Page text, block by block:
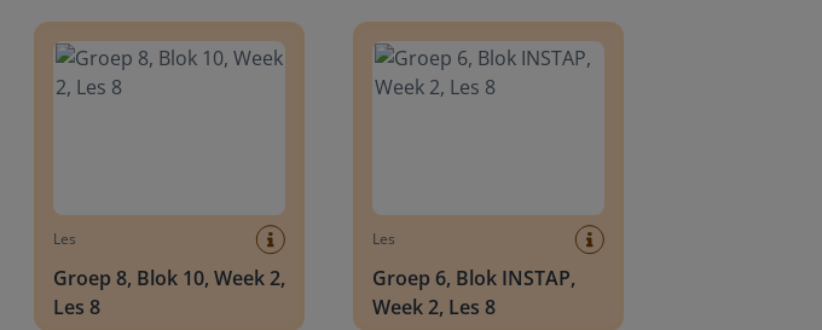
Les
Groep 8, Blok 10, Week 2,
Les 8
Les
Groep 6, Blok INSTAP,
Week 2, Les 8